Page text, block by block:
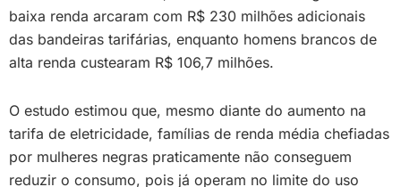
baixa renda arcaram com R$ 230 milhões adicionais
das bandeiras tarifárias, enquanto homens brancos de
alta renda custearam R$ 106,7 milhões.
O estudo estimou que, mesmo diante do aumento na
tarifa de eletricidade, famílias de renda média chefiadas
por mulheres negras praticamente não conseguem
reduzir o consumo, pois já operam no limite do uso